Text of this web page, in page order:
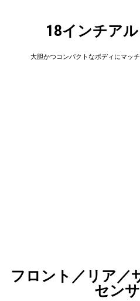
18インチア
大胆かつコンパクトなボディにマッ
フロント／リア／
セン